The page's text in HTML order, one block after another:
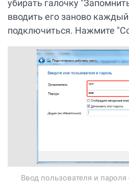
убирать галочку
вводить его заново
подключиться. Нажмите
Ввод пользователя и